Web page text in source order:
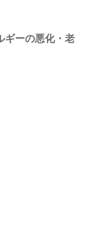
ギーの悪化・老